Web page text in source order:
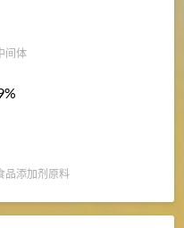
间体
品添加剂原料